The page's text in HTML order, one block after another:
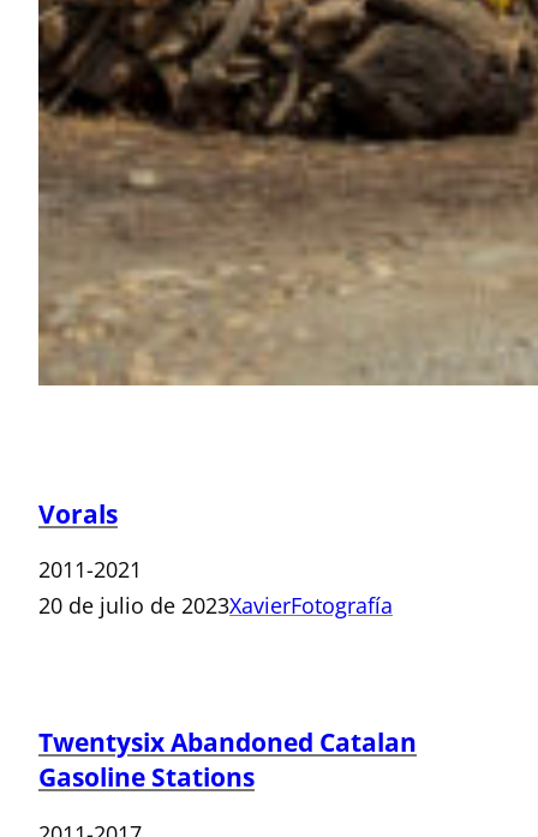
Vorals
2011-2021
20 de julio de 2023XavierFotografía
Twentysix Abandoned Catalan
Gasoline Stations